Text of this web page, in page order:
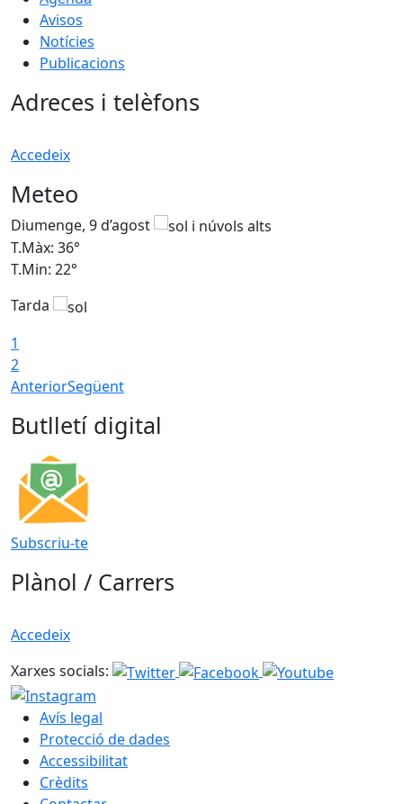
Avisos
Notícies
Publicacions
Adreces i telèfons
Accedeix
Meteo
Diumenge, 9 d’agost
T.Màx: 36°
T.Min: 22°
Tarda
1
2
AnteriorSegüent
Butlletí digital
Subscriu-te
Plànol / Carrers
Accedeix
Xarxes socials:
Avís legal
Protecció de dades
Accessibilitat
Crèdits